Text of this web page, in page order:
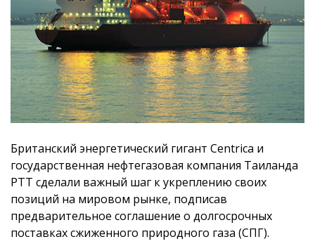
Британский энергетический гигант Centrica и
государственная нефтегазовая компания Таиланда
PTT сделали важный шаг к укреплению своих
позиций на мировом рынке, подписав
предварительное соглашение о долгосрочных
поставках сжиженного природного газа (СПГ).